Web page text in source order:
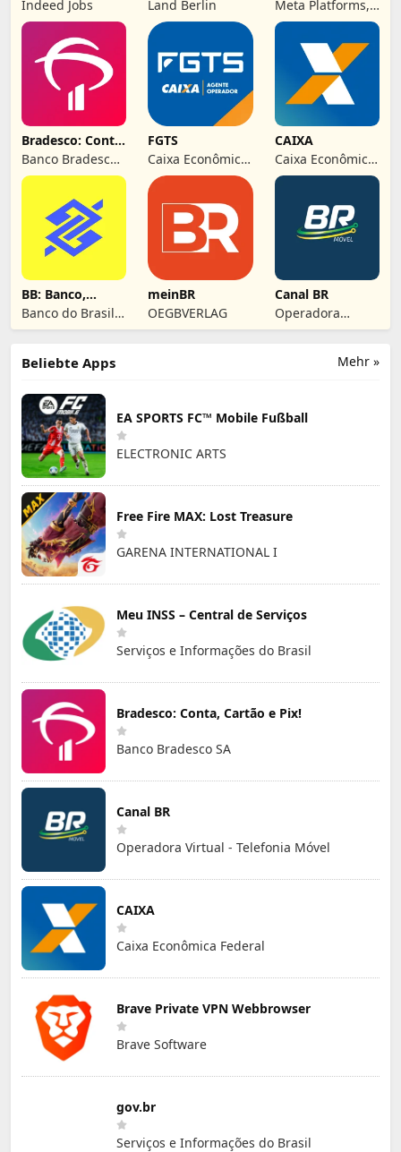
Indeed Jobs Land Berlin
Meta Platforms,
Inc.
Bradesco: Conta,
Cartão e Pix!
Banco Bradesco
SA
FGTS
Caixa Econômica
Federal
CAIXA
Caixa Econômica
Federal
BB: Banco,
Conta, Pix,
Cartão
Banco do Brasil
SA
meinBR
OEGBVERLAG
Canal BR
Operadora
Virtual -
Mehr »
Beliebte Apps
EA SPORTS FC™ Mobile Fußball
ELECTRONIC ARTS
Free Fire MAX: Lost Treasure
GARENA INTERNATIONAL I
Meu INSS – Central de Serviços
Serviços e Informações do Brasil
Bradesco: Conta, Cartão e Pix!
Banco Bradesco SA
Canal BR
Operadora Virtual - Telefonia Móvel
CAIXA
Caixa Econômica Federal
Brave Private VPN Webbrowser
Brave Software
gov.br
Serviços e Informações do Brasil